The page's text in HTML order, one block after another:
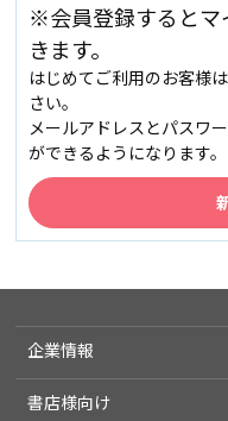
※会員登録するとマ
きます。
はじめてご利用のお客様
さい。
メールアドレスとパスワ
ができるようになります。
企業情報
書店様向け